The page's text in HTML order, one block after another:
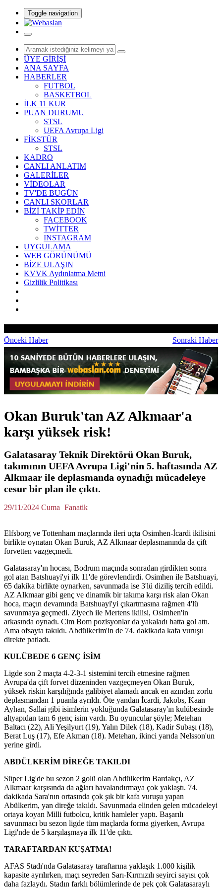
Toggle navigation
ÜYE GİRİŞİ
ANA SAYFA
HABERLER
FUTBOL
BASKETBOL
İLK 11 KUR
PUAN DURUMU
STSL
UEFA Avrupa Ligi
FİKSTÜR
STSL
KADRO
CANLI ANLATIM
GALERİLER
VİDEOLAR
TV'DE BUGÜN
CANLI SKORLAR
BİZİ TAKİP EDİN
FACEBOOK
TWİTTER
INSTAGRAM
UYGULAMA
WEB GÖRÜNÜMÜ
BİZE ULAŞIN
KVVK Aydınlatma Metni
Gizlilik Politikası
Önceki Haber Sonraki Haber
Okan Buruk'tan AZ Alkmaar'a
karşı yüksek risk!
Galatasaray Teknik Direktörü Okan Buruk,
takımının UEFA Avrupa Ligi'nin 5. haftasında AZ
Alkmaar ile deplasmanda oynadığı mücadeleye
cesur bir plan ile çıktı.
29/11/2024 Cuma Fanatik
Elfsborg ve Tottenham maçlarında ileri uçta Osimhen-İcardi ikilisini
birlikte oynatan Okan Buruk, AZ Alkmaar deplasmanında da çift
forvetten vazgeçmedi.
Galatasaray'ın hocası, Bodrum maçında sonradan girdikten sonra
gol atan Batshuayi'yi ilk 11'de görevlendirdi. Osimhen ile Batshuayi,
65 dakika birlikte oynarken, savunmada ise 3'lü diziliş tercih edildi.
AZ Alkmaar gibi genç ve dinamik bir takıma karşı risk alan Okan
hoca, maçın devamında Batshuayi'yi çıkartmasına rağmen 4'lü
savunmaya geçmedi. Ziyech ile Mertens ikilisi, Osimhen'in
arkasında oynadı. Cim Bom pozisyonlar da yakaladı hatta gol attı.
Ama ofsayta takıldı. Abdülkerim'in de 74. dakikada kafa vuruşu
direkte patladı.
KULÜBEDE 6 GENÇ İSİM
Ligde son 2 maçta 4-2-3-1 sistemini tercih etmesine rağmen
Avrupa'da çift forvet düzeninden vazgeçmeyen Okan Buruk,
yüksek riskin karşılığında galibiyet alamadı ancak en azından zorlu
deplasmandan 1 puanla ayrıldı. Öte yandan İcardi, Jakobs, Kaan
Ayhan, Sallai gibi isimlerin yokluğunda Galatasaray'ın kulübesinde
altyapıdan tam 6 genç isim vardı. Bu oyuncular şöyle; Metehan
Baltacı (22), Ali Yeşilyurt (19), Yalın Dilek (18), Kadir Subaşı (18),
Berat Luş (17), Efe Akman (18). Metehan, ikinci yarıda Nelsson'un
yerine girdi.
ABDÜLKERİM DİREĞE TAKILDI
Süper Lig'de bu sezon 2 golü olan Abdülkerim Bardakçı, AZ
Alkmaar karşısında da ağları havalandırmaya çok yaklaştı. 74.
dakikada Sara'nın ortasında çok şık bir kafa vuruşu yapan
Abülkerim, yan direğe takıldı. Savunmada elinden gelen mücadeleyi
ortaya koyan Milli futbolcu, kritik hamleler yaptı. Başarılı
savunmacı bu sezon ligde tüm maçlarda forma giyerken, Avrupa
Ligi'nde de 5 karşılaşmaya ilk 11'de çıktı.
TARAFTARDAN KUŞATMA!
AFAS Stadı'nda Galatasaray taraftarına yaklaşık 1.000 kişilik
kapasite ayrılırken, maçı seyreden Sarı-Kırmızılı seyirci sayısı çok
daha fazlaydı. Stadın farklı bölümlerinde de pek çok Galatasaraylı